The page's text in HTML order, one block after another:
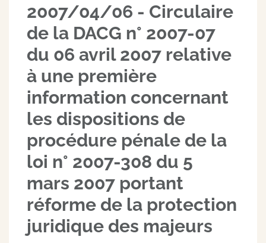
2007/04/06 - Circulaire
de la DACG n° 2007-07
du 06 avril 2007 relative
à une première
information concernant
les dispositions de
procédure pénale de la
loi n° 2007-308 du 5
mars 2007 portant
réforme de la protection
juridique des majeurs